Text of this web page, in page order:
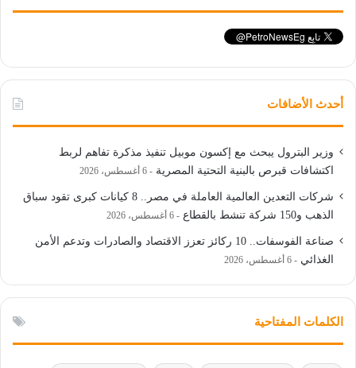
أحدث الأضافات
وزير البترول يبحث مع إكسون موبيل تنفيذ مذكرة تفاهم لربط
اكتشافات قبرص بالبنية التحتية المصرية
6 أغسطس، 2026
شركات التعدين العالمية العاملة في مصر.. 8 كيانات كبرى تقود سباق
الذهب و150 شركة تنشط بالقطاع
6 أغسطس، 2026
صناعة الفوسفات.. 10 ركائز تعزز الاقتصاد والصادرات وتدعم الأمن
الغذائي
6 أغسطس، 2026
الكلمات المفتاحية